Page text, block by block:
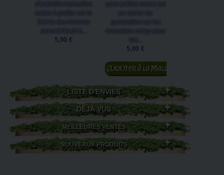
d'activités manuelles
cartes à gratter sur le
thème des licornes
permet l'éveil à...
5,00 €
pour petites mains est
un cahier de
gommettes sur les
chevaliers conçu pour
les...
5,00 €
Ajouter au
panier
LISTE D'ENVIES
DÉJÀ VUS
MEILLEURES VENTES
NOUVEAUX PRODUITS